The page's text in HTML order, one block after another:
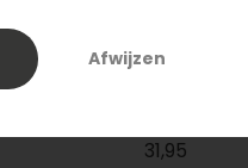
Boeket Raya
31,95
Afwijzen